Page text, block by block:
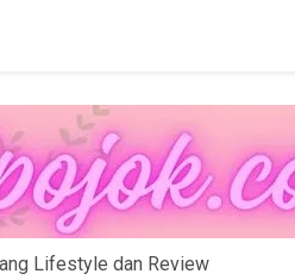
Lifestyle dan Review